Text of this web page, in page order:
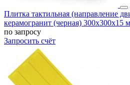
Плитка тактильная (направление
керамогранит (черная) 300х300х15
по запросу
Запросить счёт